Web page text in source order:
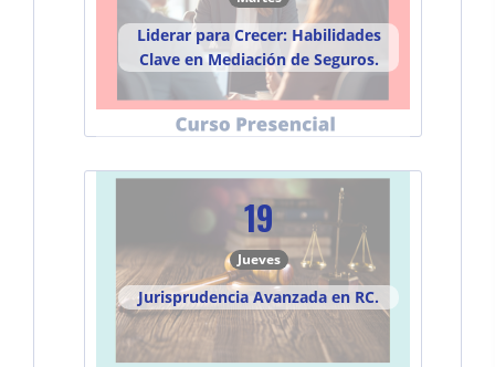
Liderar para Crecer: Habilidades
Clave en Mediación de Seguros.
19
Jueves
Jurisprudencia Avanzada en RC.